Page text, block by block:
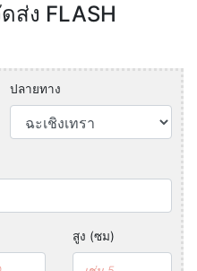
ส่ง FLASH
ปลายทาง
สูง (ซม)